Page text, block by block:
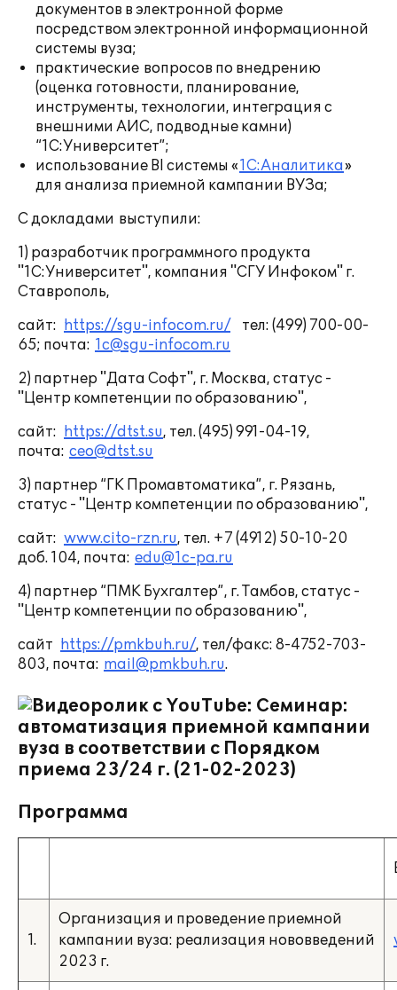
документов в электронной форме
посредством электронной информационной
системы вуза;
практические вопросов по внедрению
(оценка готовности, планирование,
инструменты, технологии, интеграция с
внешними АИС, подводные камни)
“1С:Университет”;
использование BI системы «1С:Аналитика»
для анализа приемной кампании ВУЗа;
С докладами выступили:
1) разработчик программного продукта
"1С:Университет", компания "СГУ Инфоком" г.
Ставрополь,
сайт: https://sgu-infocom.ru/ тел: (499) 700-00-
65; почта: 1c@sgu-infocom.ru
2) партнер "Дата Софт", г. Москва, статус -
"Центр компетенции по образованию",
сайт: https://dtst.su, тел. (495) 991-04-19,
почта: ceo@dtst.su
3) партнер “ГК Промавтоматика”, г. Рязань,
статус - "Центр компетенции по образованию",
сайт: www.cito-rzn.ru, тел. +7 (4912) 50-10-20
доб. 104, почта: edu@1c-pa.ru
4) партнер “ПМК Бухгалтер”, г. Тамбов, статус -
"Центр компетенции по образованию",
сайт https://pmkbuh.ru/, тел/факс: 8-4752-703-
803, почта: mail@pmkbuh.ru.
Программа
1.
Организация и проведение приемной
кампании вуза: реализация нововведений
2023 г.